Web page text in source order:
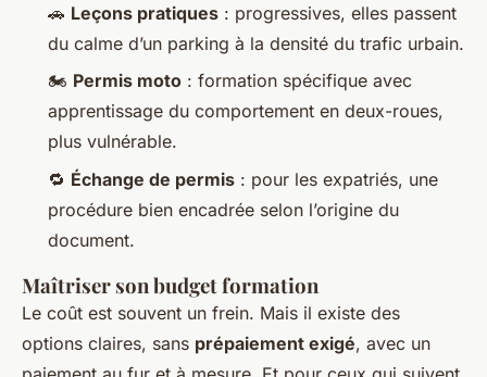
🚗 Leçons pratiques : progressives, elles passent
du calme d’un parking à la densité du trafic urbain.
🏍️ Permis moto : formation spécifique avec
apprentissage du comportement en deux-roues,
plus vulnérable.
🔁 Échange de permis : pour les expatriés, une
procédure bien encadrée selon l’origine du
document.
Maîtriser son budget formation
Le coût est souvent un frein. Mais il existe des
options claires, sans prépaiement exigé, avec un